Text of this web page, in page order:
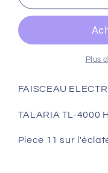
FAISCEAU
ELECTRIQUE
PRINCIPAL
TALARIA
TL-
Plus
FAISCEAU
TALARIA TL-4000
Piece 11 sur